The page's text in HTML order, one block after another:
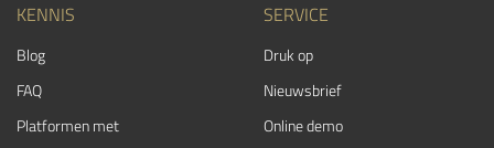
KENNIS
Blog
FAQ
Platformen met
SERVICE
Druk op
Nieuwsbrief
Online demo